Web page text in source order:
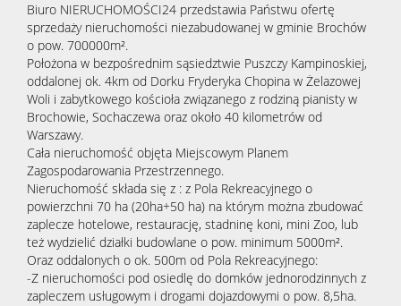
Biuro NIERUCHOMOŚCI24 przedstawia Państwu ofertę
sprzedaży nieruchomości niezabudowanej w gminie Brochów
o pow. 700000m².
Położona w bezpośrednim sąsiedztwie Puszczy Kampinoskiej,
oddalonej ok. 4km od Dorku Fryderyka Chopina w Żelazowej
Woli i zabytkowego kościoła związanego z rodziną pianisty w
Brochowie, Sochaczewa oraz około 40 kilometrów od
Warszawy.
Cała nieruchomość objęta Miejscowym Planem
Zagospodarowania Przestrzennego.
Nieruchomość składa się z : z Pola Rekreacyjnego o
powierzchni 70 ha (20ha+50 ha) na którym można zbudować
zaplecze hotelowe, restaurację, stadninę koni, mini Zoo, lub
też wydzielić działki budowlane o pow. minimum 5000m².
Oraz oddalonych o ok. 500m od Pola Rekreacyjnego:
-Z nieruchomości pod osiedlę do domków jednorodzinnych z
zapleczem usługowym i drogami dojazdowymi o pow. 8,5ha.